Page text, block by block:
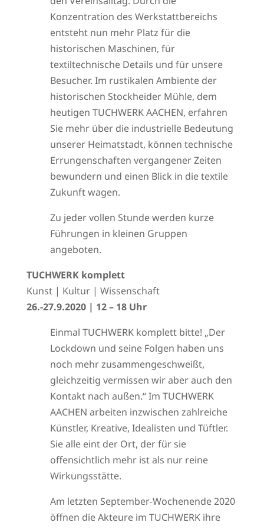
Konzentration des Werkstattbereichs
entsteht nun mehr Platz für die
historischen Maschinen, für
textiltechnische Details und für unsere
Besucher. Im rustikalen Ambiente der
historischen Stockheider Mühle, dem
heutigen TUCHWERK AACHEN, erfahren
Sie mehr über die industrielle Bedeutung
unserer Heimatstadt, können technische
Errungenschaften vergangener Zeiten
bewundern und einen Blick in die textile
Zukunft wagen.
Zu jeder vollen Stunde werden kurze
Führungen in kleinen Gruppen
angeboten.
TUCHWERK komplett
Kunst | Kultur | Wissenschaft
26.-27.9.2020 | 12 – 18 Uhr
Einmal TUCHWERK komplett bitte! „Der
Lockdown und seine Folgen haben uns
noch mehr zusammengeschweißt,
gleichzeitig vermissen wir aber auch den
Kontakt nach außen.“ Im TUCHWERK
AACHEN arbeiten inzwischen zahlreiche
Künstler, Kreative, Idealisten und Tüftler.
Sie alle eint der Ort, der für sie
offensichtlich mehr ist als nur reine
Wirkungsstätte.
Am letzten September-Wochenende 2020
öffnen die Akteure im TUCHWERK ihre